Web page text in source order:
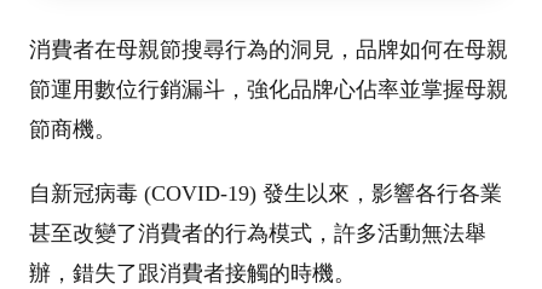
消費者在母親節搜尋行為的洞見，品牌如何在母親
節運用數位行銷漏斗，強化品牌心佔率並掌握母親
節商機。
自新冠病毒 (COVID-19) 發生以來 ，影響各行各業
甚至改變了消費者的行為模式，許多活動無法舉
辦，錯失了跟消費者接觸的時機。